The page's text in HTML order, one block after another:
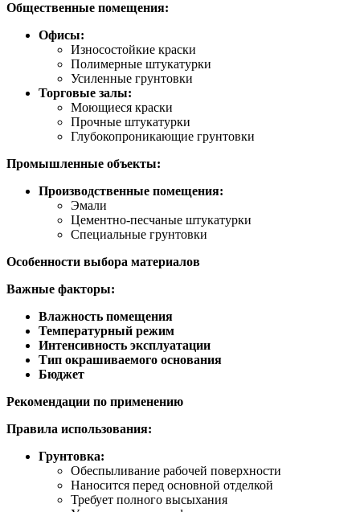
Общественные помещения:
Офисы:
Износостойкие краски
Полимерные штукатурки
Усиленные грунтовки
Торговые залы:
Моющиеся краски
Прочные штукатурки
Глубокопроникающие грунтовки
Промышленные объекты:
Производственные помещения:
Эмали
Цементно-песчаные штукатурки
Специальные грунтовки
Особенности выбора материалов
Важные факторы:
Влажность помещения
Температурный режим
Интенсивность эксплуатации
Тип окрашиваемого основания
Бюджет
Рекомендации по применению
Правила использования:
Грунтовка:
Обеспыливание рабочей поверхности
Наносится перед основной отделкой
Требует полного высыхания